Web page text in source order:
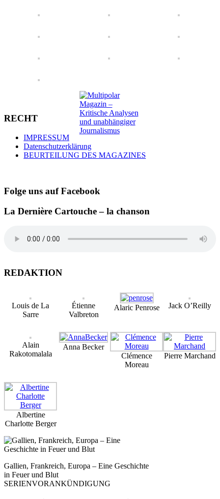
RECHT
IMPRESSUM
Datenschutzerklärung
BEURTEILUNG DES MAGAZINES
Folge uns auf Facebook
La Dernière Cartouche – la chanson
REDAKTION
Louis de La
Sarre
Étienne
Valbreton
Alaric Penrose Jack O’Reilly
Alain
Rakotomalala
Anna Becker
Clémence
Moreau
Pierre Marchand
Albertine
Charlotte Berger
Gallien, Frankreich, Europa – Eine Geschichte
in Feuer und Blut
SERIENVORANKÜNDIGUNG